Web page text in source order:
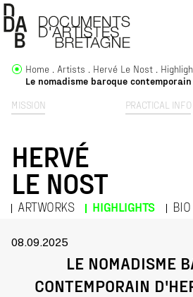
MISSION PRACTICAL INFO
Home Artists Hervé Le Nost
Le nomadisme baroque
HERVÉ
LE NOST
ARTWORKS HIGHLIGHTS
08.09.2025
LE NOMADISME
CONTEMPORAIN